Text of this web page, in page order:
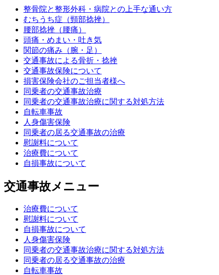
整骨院と整形外科・病院との上手な通い方
むちうち症（頸部捻挫）
腰部捻挫（腰痛）
頭痛・めまい・吐き気
関節の痛み（腕・足）
交通事故による骨折・捻挫
交通事故保険について
損害保険会社のご担当者様へ
同乗者の交通事故治療
同乗者の交通事故治療に関する対処方法
自転車事故
人身傷害保険
同乗者の居る交通事故の治療
慰謝料について
治療費について
自損事故について
交通事故メニュー
治療費について
慰謝料について
自損事故について
人身傷害保険
同乗者の交通事故治療に関する対処方法
同乗者の居る交通事故の治療
自転車事故